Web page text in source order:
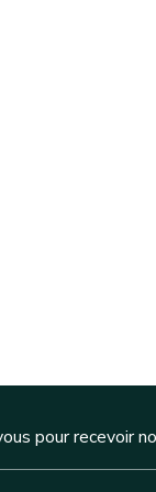
pour recevoir